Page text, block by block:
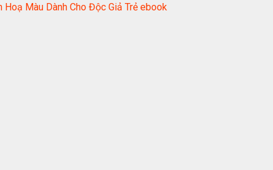
Màu Dành Cho Độc Giả Trẻ ebook